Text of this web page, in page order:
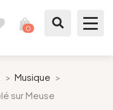
0
> Musique >
sur Meuse